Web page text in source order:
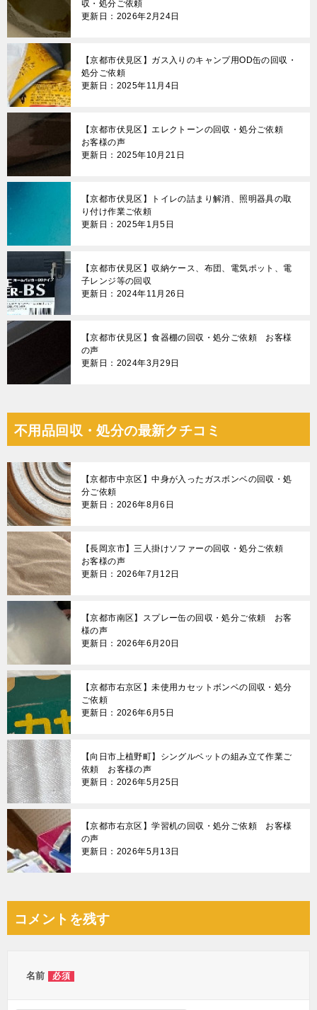
収・処分ご依頼
更新日：2026年2月24日
【京都市伏見区】ガス入りのキャンプ用OD缶の回収・
処分ご依頼
更新日：2025年11月4日
【京都市伏見区】エレクトーンの回収・処分ご依頼
お客様の声
更新日：2025年10月21日
【京都市伏見区】トイレの詰まり解消、照明器具の取
り付け作業ご依頼
更新日：2025年1月5日
【京都市伏見区】収納ケース、布団、電気ポット、電
子レンジ等の回収
更新日：2024年11月26日
【京都市伏見区】食器棚の回収・処分ご依頼 お客様
の声
更新日：2024年3月29日
不用品回収・処分の最新クチコミ
【京都市中京区】中身が入ったガスボンベの回収・処
分ご依頼
更新日：2026年8月6日
【長岡京市】三人掛けソファーの回収・処分ご依頼
お客様の声
更新日：2026年7月12日
【京都市南区】スプレー缶の回収・処分ご依頼 お客
様の声
更新日：2026年6月20日
【京都市右京区】未使用カセットボンベの回収・処分
ご依頼
更新日：2026年6月5日
【向日市上植野町】シングルベットの組み立て作業ご
依頼 お客様の声
更新日：2026年5月25日
【京都市右京区】学習机の回収・処分ご依頼 お客様
の声
更新日：2026年5月13日
コメントを残す
名前 必須